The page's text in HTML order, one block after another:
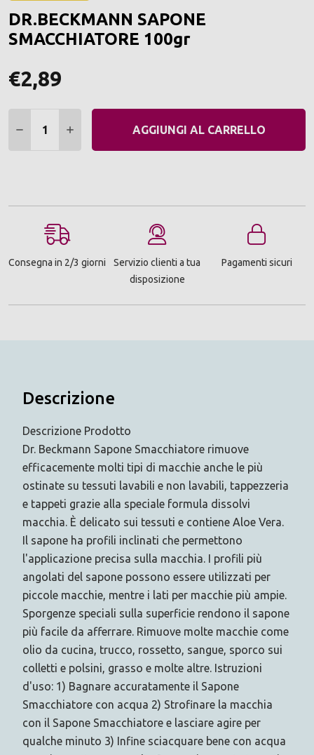
DR.BECKMANN SAPONE
SMACCHIATORE 100gr
€2,89
DIMINUIRE QUANTITÀ:
AUMENTARE QUANTITÀ:
AGGIUNGI AL CARRELLO
Consegna in 2/3 giorni
Servizio clienti a tua
disposizione
Pagamenti sicuri
Descrizione
Descrizione Prodotto
Dr. Beckmann Sapone Smacchiatore rimuove
efficacemente molti tipi di macchie anche le più
ostinate su tessuti lavabili e non lavabili, tappezzeria
e tappeti grazie alla speciale formula dissolvi
macchia. È delicato sui tessuti e contiene Aloe Vera.
Il sapone ha profili inclinati che permettono
l'applicazione precisa sulla macchia. I profili più
angolati del sapone possono essere utilizzati per
piccole macchie, mentre i lati per macchie più ampie.
Sporgenze speciali sulla superficie rendono il sapone
più facile da afferrare. Rimuove molte macchie come
olio da cucina, trucco, rossetto, sangue, sporco sui
colletti e polsini, grasso e molte altre. Istruzioni
d'uso: 1) Bagnare accuratamente il Sapone
Smacchiatore con acqua 2) Strofinare la macchia
con il Sapone Smacchiatore e lasciare agire per
qualche minuto 3) Infine sciacquare bene con acqua